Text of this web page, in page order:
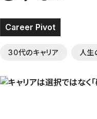
Career Pivot
30代のキャリア 人生